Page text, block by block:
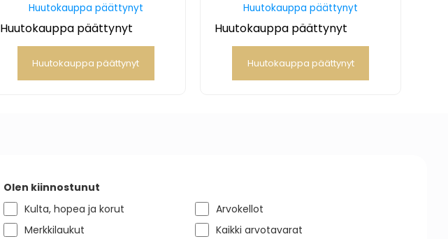
Huutokauppa päättynyt
Huutokauppa päättynyt
Huutokauppa päättynyt
Huutokauppa päättynyt
Huutokauppa päättynyt
Huutokauppa päättynyt
Olen kiinnostunut
Kulta, hopea ja korut
Arvokellot
Merkkilaukut
Kaikki arvotavarat